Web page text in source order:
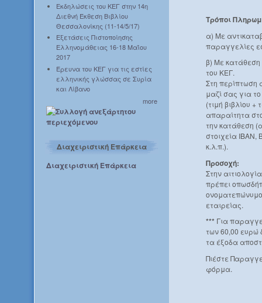
Εκδηλώσεις του ΚΕΓ στην 14η
Διεθνή Έκθεση Βιβλίου
Θεσσαλονίκης (11-14/5/17)
Εξετάσεις Πιστοποίησης
Ελληνομάθειας 16-18 Μαΐου
2017
Έρευνα του ΚΕΓ για τις εστίες
ελληνικής γλώσσας σε Συρία
και Λίβανο
more
Διαχειριστική Επάρκεια
Διαχειριστική Επάρκεια
Τρόποι
α) Με
παραγγελίες
β) Με κατάθεση
του ΚΕΓ.
Στη περίπτωση
μαζί σας για
(τιμή βιβλίου
απαραίτητα
την κατάθεση
στοιχεία IBAN,
κ.λ.π.).
Προσοχή:
Στην
πρέπει
εταιρείας.
*** Για
των 60,00 ευρώ
τα έξοδα
Πιέστε
φόρμα.